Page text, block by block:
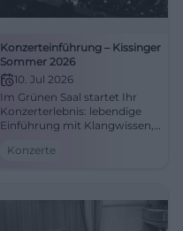
Konzerteinführung – Kissinger
Sommer 2026
10. Jul 2026
Im Grünen Saal startet Ihr
Konzerterlebnis: lebendige
Einführung mit Klangwissen,
Festivalflair. Fr, 10.07.2026,
Konzerte